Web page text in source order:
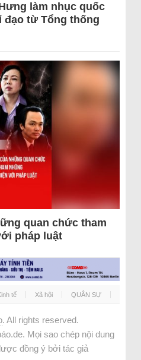
làm nhục quốc
đạo từ Tổng thống
quan chức tham
pháp luật
tế Xã hội QUÂN SỰ
. All rights reserved.
Mọi sao chép nội dung
đồng ý bởi tác giả